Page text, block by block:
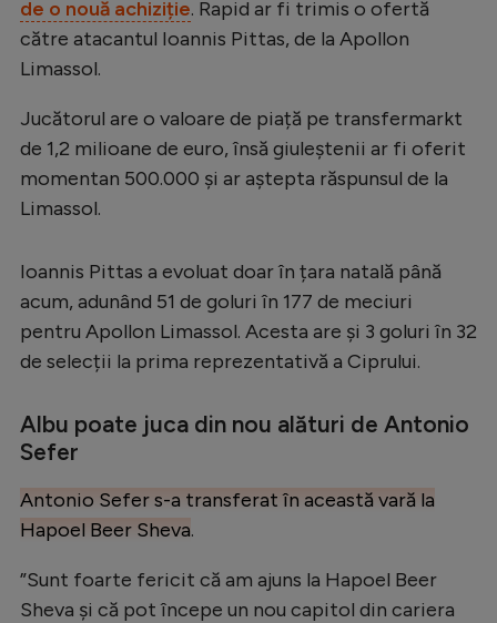
de o nouă achiziție. Rapid ar fi trimis o ofertă
către atacantul Ioannis Pittas, de la Apollon
Limassol.
Jucătorul are o valoare de piață pe transfermarkt
de 1,2 milioane de euro, însă giuleștenii ar fi oferit
momentan 500.000 și ar aștepta răspunsul de la
Limassol.
Ioannis Pittas a evoluat doar în țara natală până
acum, adunând 51 de goluri în 177 de meciuri
pentru Apollon Limassol. Acesta are și 3 goluri în 32
de selecții la prima reprezentativă a Ciprului.
Albu poate juca din nou alături de Antonio
Sefer
Antonio Sefer s-a transferat în această vară la
Hapoel Beer Sheva.
”Sunt foarte fericit că am ajuns la Hapoel Beer
Sheva și că pot începe un nou capitol din cariera